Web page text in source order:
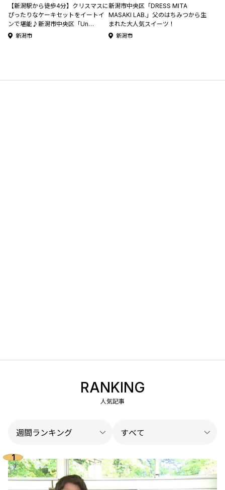
【新潟駅から徒歩4分】クリスマスに
ぴったりなケーキセットをイートイ
ンで堪能♪新潟市中央区「Un
Lemieux 駅南店」
新潟市
新潟市中央区「DRESS MITA
MASAKI LAB.」父のはちみつから生
まれた大人気スイーツ！
新潟市
RANKING
人気記事